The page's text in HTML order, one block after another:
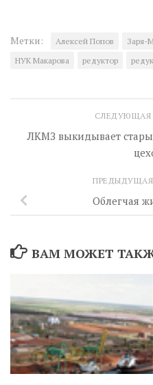
Метки: Алексей Попов Заря-
НУК Макарова
редуктор
СЛЕДУЮЩАЯ
ЛКМЗ выкидывает
Облегчая
ВАМ МОЖЕТ